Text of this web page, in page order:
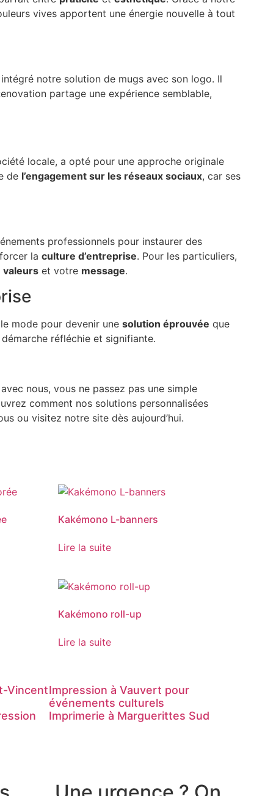
vives apportent une énergie nouvelle à tout
notre solution de mugs avec son logo. Il
partage une expérience semblable,
locale, a opté pour une approche originale
de l’engagement sur les réseaux sociaux, car ses
professionnels pour instaurer des
la culture d’entreprise. Pour les particuliers,
valeurs et votre message.
mode pour devenir une solution éprouvée que
réfléchie et signifiante.
nous, vous ne passez pas une simple
comment nos solutions personnalisées
ou visitez notre site dès aujourd’hui.
Kakémono L-banners
Lire la suite
Kakémono roll-up
Lire la suite
VincentImpression à Vauvert pour
événements culturels
Imprimerie à Marguerittes Sud